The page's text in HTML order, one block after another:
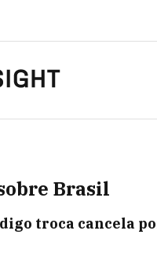
Brasil
troca cancela